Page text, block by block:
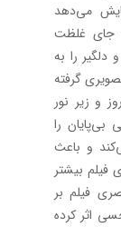
می‌دهد
جای غلظت
را به
گرفته
و زیر نور
را
و باعث
بیشتر
فیلم بر
اثر کرده